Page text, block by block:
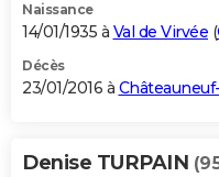
Naissance
14/01/1935 à Val de Virvée (
Décès
23/01/2016 à
Denise TURPAIN